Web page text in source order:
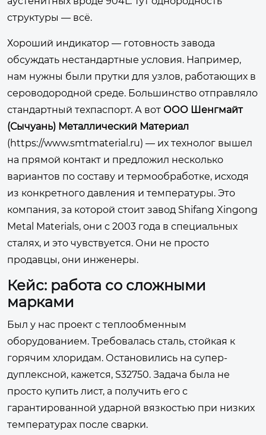
структуры — всё.
Хороший индикатор — готовность завода
обсуждать нестандартные условия. Например,
нам нужны были прутки для узлов, работающих в
сероводородной среде. Большинство отправляло
стандартный техпаспорт. А вот ООО Шенгмайт
(Сычуань) Металлический Материал
(https://www.smtmaterial.ru) — их технолог вышел
на прямой контакт и предложил несколько
вариантов по составу и термообработке, исходя
из конкретного давления и температуры. Это
компания, за которой стоит завод Shifang Xingong
Metal Materials, они с 2003 года в специальных
сталях, и это чувствуется. Они не просто
продавцы, они инженеры.
Кейс: работа со сложными
марками
Был у нас проект с теплообменным
оборудованием. Требовалась сталь, стойкая к
горячим хлоридам. Остановились на супер-
дуплексной, кажется, S32750. Задача была не
просто купить лист, а получить его с
гарантированной ударной вязкостью при низких
температурах после сварки.